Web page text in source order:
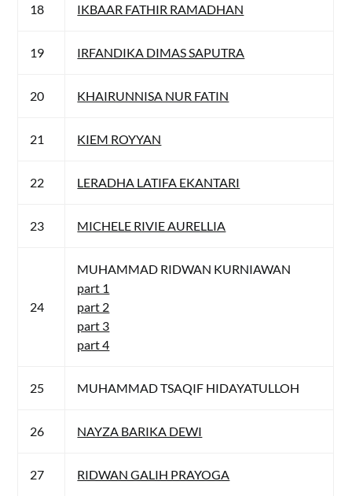
18 IKBAAR FATHIR RAMADHAN
19 IRFANDIKA DIMAS SAPUTRA
20 KHAIRUNNISA NUR FATIN
21 KIEM ROYYAN
22 LERADHA LATIFA EKANTARI
23 MICHELE RIVIE AURELLIA
24
MUHAMMAD RIDWAN KURNIAWAN
part 1
part 2
part 3
part 4
25 MUHAMMAD TSAQIF HIDAYATULLOH
26 NAYZA BARIKA DEWI
27 RIDWAN GALIH PRAYOGA